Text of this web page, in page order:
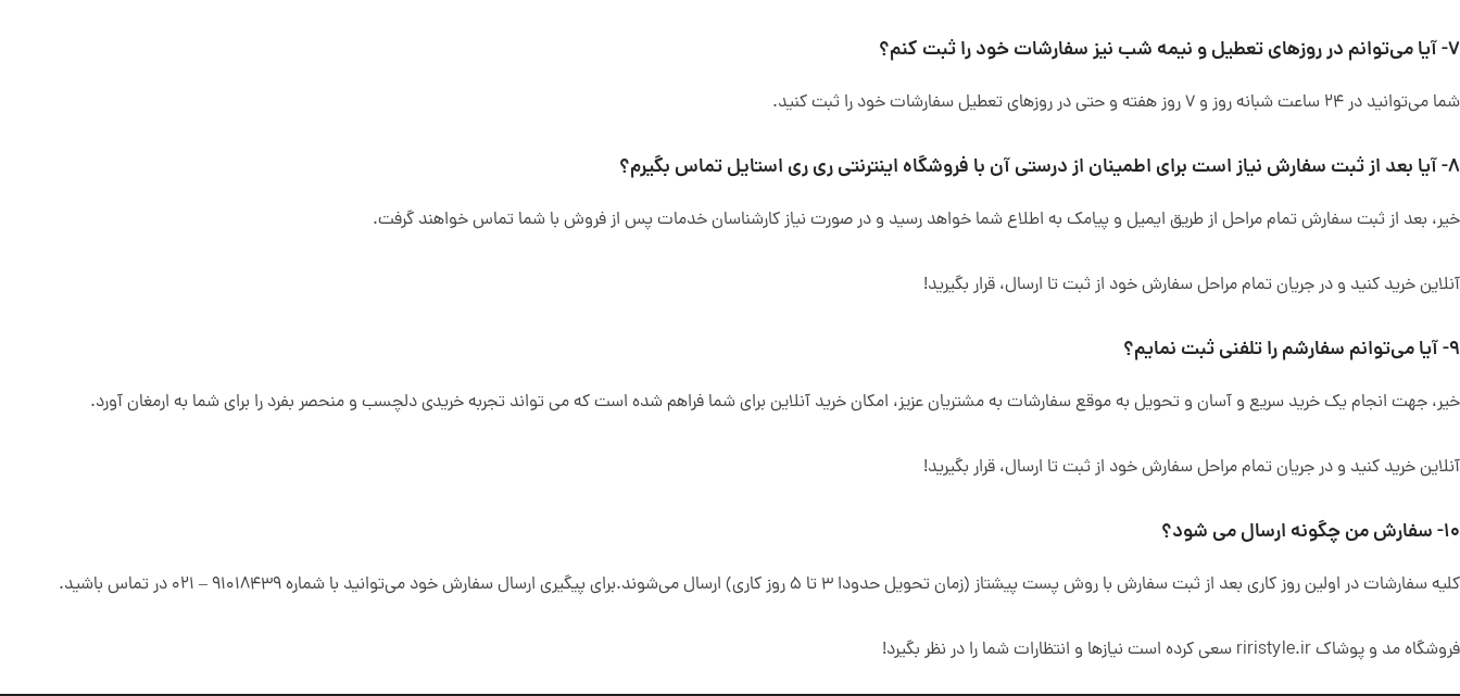
۷- آیا می‌توانم در روزهای تعطیل و نیمه شب نیز سفارشات خود را ثبت کنم؟
شما می‌توانید در ۲۴ ساعت شبانه روز و ۷ روز هفته و حتی در روزهای تعطیل سفارشات خود را ثبت کنید.
۸- آیا بعد از ثبت سفارش نیاز است برای اطمینان از درستی آن با فروشگاه اینترنتی ری ری استایل تماس بگیرم؟
خیر، بعد از ثبت سفارش تمام مراحل از طریق ایمیل و پیامک به اطلاع شما خواهد رسید و در صورت نیاز کارشناسان خدمات پس از فروش با شما تماس خواهند گرفت.
آنلاین خرید کنید و در جریان تمام مراحل سفارش خود از ثبت تا ارسال، قرار بگیرید!
۹- آیا می‌توانم سفارشم را تلفنی ثبت نمایم؟
خیر، جهت انجام یک خرید سریع و آسان و تحویل به موقع سفارشات به مشتریان عزیز، امکان خرید آنلاین برای شما فراهم شده است که می تواند تجربه خریدی دلچسب و منحصر بفرد را برای شما به ارمغان آورد.
آنلاین خرید کنید و در جریان تمام مراحل سفارش خود از ثبت تا ارسال، قرار بگیرید!
10- سفارش من چگونه ارسال می شود؟
کلیه سفارشات در اولین روز کاری بعد از ثبت سفارش با روش پست پیشتاز (زمان تحویل حدودا 3 تا 5 روز کاری) ارسال می‌شوند.برای پیگیری ارسال سفارش خود می‌توانید با شماره 91018439 – 021 در تماس باشید.
فروشگاه مد و پوشاک riristyle.ir سعی کرده است نیازها و انتظارات شما را در نظر بگیرد!